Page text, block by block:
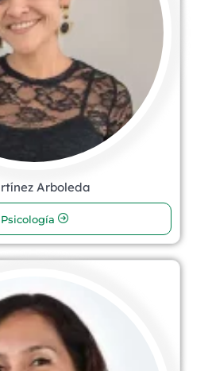
Arboleda
Psicología